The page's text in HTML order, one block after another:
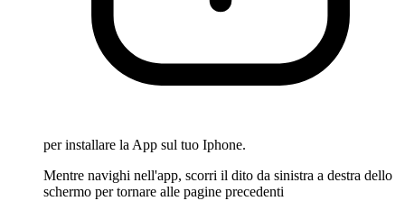
per installare la App sul tuo Iphone.
Mentre navighi nell'app, scorri il dito da sinistra a destra dello
schermo per tornare alle pagine precedenti